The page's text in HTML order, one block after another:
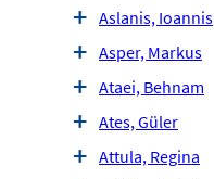
Aslanis, Ioannis
Asper, Markus
Ataei, Behnam
Ates, Güler
Attula, Regina